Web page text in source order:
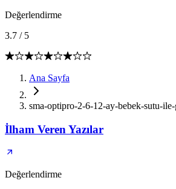
Değerlendirme
3.7 / 5
Ana Sayfa
sma-optipro-2-6-12-ay-bebek-sutu-
İlham Veren Yazılar
Değerlendirme